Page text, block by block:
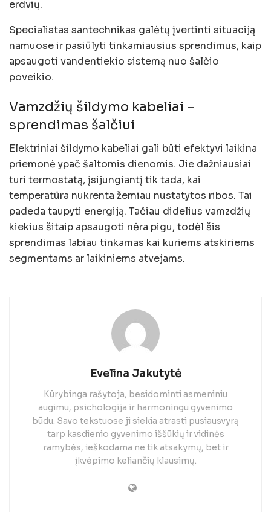
erdvių.
Specialistas santechnikas galėtų įvertinti situaciją
namuose ir pasiūlyti tinkamiausius sprendimus, kaip
apsaugoti vandentiekio sistemą nuo šalčio
poveikio.
Vamzdžių šildymo kabeliai –
sprendimas šalčiui
Elektriniai šildymo kabeliai gali būti efektyvi laikina
priemonė ypač šaltomis dienomis. Jie dažniausiai
turi termostatą, įsijungiantį tik tada, kai
temperatūra nukrenta žemiau nustatytos ribos. Tai
padeda taupyti energiją. Tačiau didelius vamzdžių
kiekius šitaip apsaugoti nėra pigu, todėl šis
sprendimas labiau tinkamas kai kuriems atskiriems
segmentams ar laikiniems atvejams.
Evelina Jakutytė
Kūrybinga rašytoja, besidominti asmeniniu
augimu, psichologija ir harmoningu gyvenimo
būdu. Savo tekstuose ji siekia atrasti pusiausvyrą
tarp kasdienio gyvenimo iššūkių ir vidinės
ramybės, ieškodama ne tik atsakymų, bet ir
įkvėpimo keliančių klausimų.